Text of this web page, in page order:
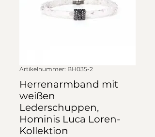
Artikelnummer: BH035-2
Herrenarmband mit
weißen
Lederschuppen,
Hominis Luca Loren-
Kollektion